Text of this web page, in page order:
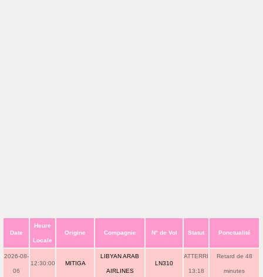
Date
Heure
Locale
Origine Compagnie N° de Vol Statut Ponctualité
2026-08-
06
12:30:00 MITIGA
LIBYAN ARAB
AIRLINES
LN310
ATTERRI
13:18
Retard de 48
minutes